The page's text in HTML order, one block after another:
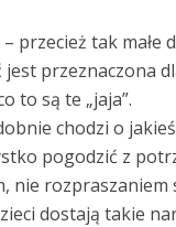
przecież tak małe
jest przeznaczona
to są te „jaja”.
chodzi o
pogodzić z
nie rozpraszaniem
dostają takie